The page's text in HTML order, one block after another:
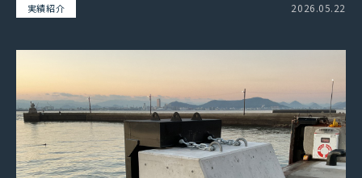
実績紹介 2026.05.22